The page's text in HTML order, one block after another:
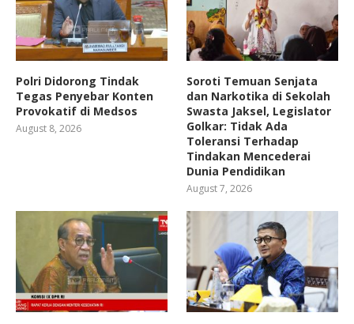
Polri Didorong Tindak
Tegas Penyebar Konten
Provokatif di Medsos
August 8, 2026
Soroti Temuan Senjata
dan Narkotika di Sekolah
Swasta Jaksel, Legislator
Golkar: Tidak Ada
Toleransi Terhadap
Tindakan Mencederai
Dunia Pendidikan
August 7, 2026